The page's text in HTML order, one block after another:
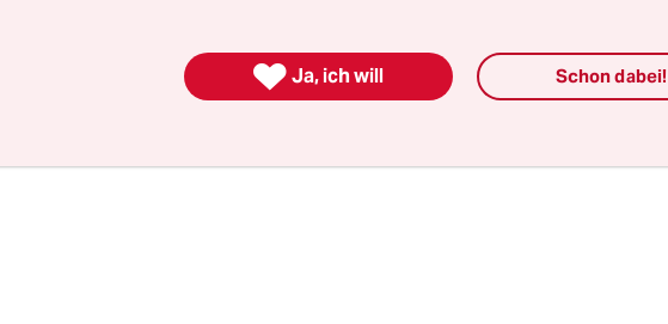
und für eine bessere Welt engagieren, die sich das auch
 Ja, ich will Schon dabei!